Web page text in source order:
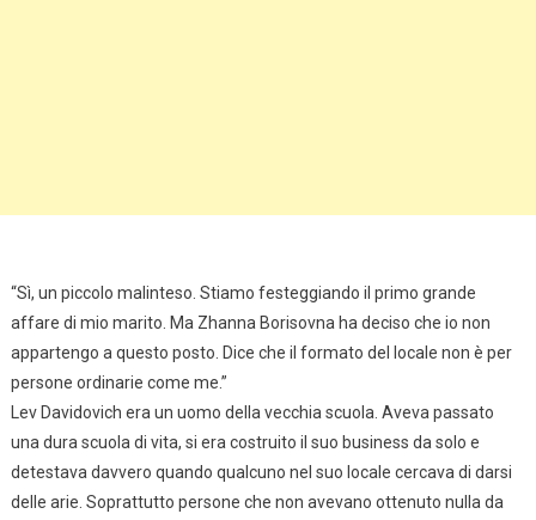
“Sì, un piccolo malinteso. Stiamo festeggiando il primo grande
affare di mio marito. Ma Zhanna Borisovna ha deciso che io non
appartengo a questo posto. Dice che il formato del locale non è per
persone ordinarie come me.”
Lev Davidovich era un uomo della vecchia scuola. Aveva passato
una dura scuola di vita, si era costruito il suo business da solo e
detestava davvero quando qualcuno nel suo locale cercava di darsi
delle arie. Soprattutto persone che non avevano ottenuto nulla da